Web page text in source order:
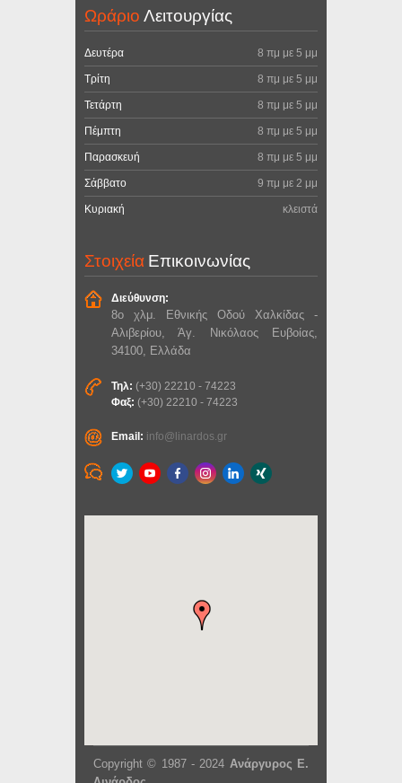
ΩράριοΛειτουργίας
Δευτέρα 8 πμ με 5 μμ
Τρίτη 8 πμ με 5 μμ
Τετάρτη 8 πμ με 5 μμ
Πέμπτη 8 πμ με 5 μμ
Παρασκευή 8 πμ με 5 μμ
Σάββατο 9 πμ με 2 μμ
Κυριακή κλειστά
ΣτοιχείαΕπικοινωνίας
Διεύθυνση:
8ο χλμ. Εθνικής Οδού Χαλκίδας -
Αλιβερίου, Άγ. Νικόλαος Ευβοίας,
34100, Ελλάδα
Τηλ: (+30) 22210 - 74223
Φαξ: (+30) 22210 - 74223
Email: info@linardos.gr
Copyright © 1987 - 2024 Ανάργυρος Ε.